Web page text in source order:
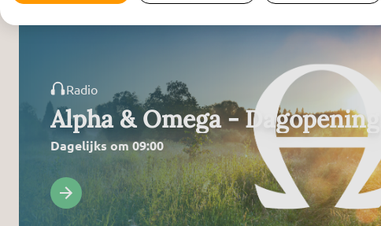
Radio
Alpha & Omega - Dagopening
Dagelijks om 09:00